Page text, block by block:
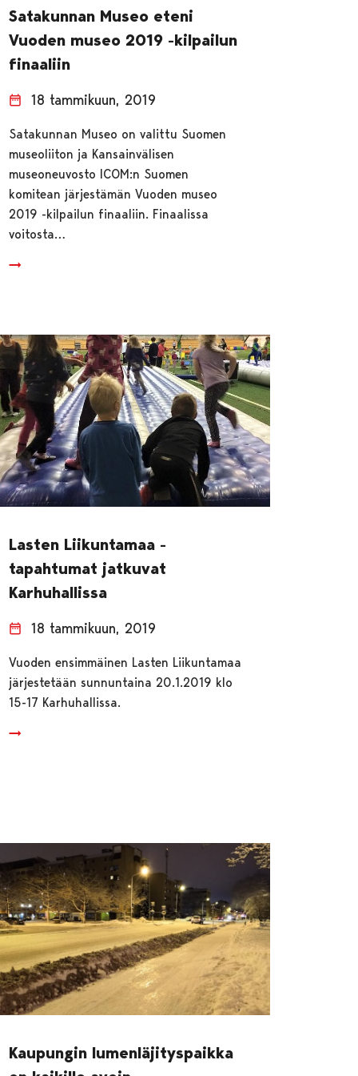
Satakunnan Museo eteni
Vuoden museo 2019 -kilpailun
finaaliin
18 tammikuun, 2019
Satakunnan Museo on valittu Suomen
museoliiton ja Kansainvälisen
museoneuvosto ICOM:n Suomen
komitean järjestämän Vuoden museo
2019 -kilpailun finaaliin. Finaalissa
voitosta…
Lasten Liikuntamaa -
tapahtumat jatkuvat
Karhuhallissa
18 tammikuun, 2019
Vuoden ensimmäinen Lasten Liikuntamaa
järjestetään sunnuntaina 20.1.2019 klo
15-17 Karhuhallissa.
Kaupungin lumenläjityspaikka